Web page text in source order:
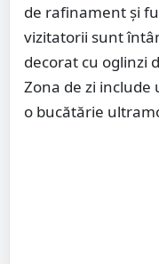
de rafinament și
vizitatorii sunt
decorat cu oglinzi
Zona de zi include
o bucătărie